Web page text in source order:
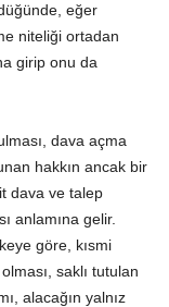
eğer
niteliği ortadan
girip onu da
dava açma
hakkın ancak bir
dava ve talep
anlamına gelir.
göre, kısmi
saklı tutulan
alacağın yalnız